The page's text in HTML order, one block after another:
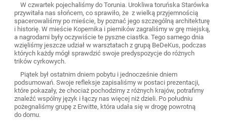
W czwartek pojechaliśmy do Torunia. Urokliwa toruńska Starówka
przywitała nas słońcem, co sprawiło, że z wielką przyjemnością
spacerowaliśmy po mieście, by poznać jego szczególną architekturę
i historię. W mieście Kopernika i pierników zagraliśmy w grę miejską,
a nagrodami były oczywiście te pyszne ciastka. Tego samego dnia
wzięliśmy jeszcze udział w warsztatach z grupą BeDeKus, podczas
których każdy mógł sprawdzić swoje predyspozycje do różnych
trików cyrkowych.
Piątek był ostatnim dniem pobytu i jednocześnie dniem
podsumowań. Swoje refleksje zapisaliśmy w postaci prezentacji,
które pokazały, że chociaż pochodzimy z różnych krajów, potrafimy
znaleźć wspólny język i łączy nas więcej niż dzieli. Po południu
pożegnaliśmy grupę z Erwitte, która udała się w drogę powrotną
do domu.